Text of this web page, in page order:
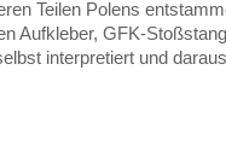
Teilen Polens
Aufkleber, GFK-
interpretiert und